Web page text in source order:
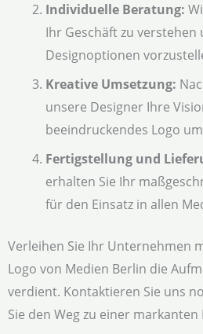
Individuelle Beratung:
Ihr Geschäft zu
Designoptionen
Kreative Umsetzung:
unsere Designer Ihre
beeindruckendes Logo
Fertigstellung und
erhalten Sie Ihr
für den Einsatz in allen
Verleihen Sie Ihr Unternehmen
Logo von Medien Berlin die
verdient. Kontaktieren Sie uns
Sie den Weg zu einer